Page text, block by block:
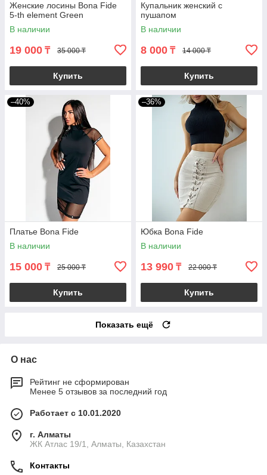
Женские лосины Bona Fide
5-th element Green
В наличии
19 000 ₸ 35 000 ₸
Купить
Купальник женский с
пушапом
В наличии
8 000 ₸ 14 000 ₸
Купить
–40%
Платье Bona Fide
В наличии
15 000 ₸ 25 000 ₸
Купить
–36%
Юбка Bona Fide
В наличии
13 990 ₸ 22 000 ₸
Купить
Показать ещё
О нас
Рейтинг не сформирован
Менее 5 отзывов за последний год
Работает с 10.01.2020
г. Алматы
ЖК Атлас 19/1, Алматы, Казахстан
Контакты